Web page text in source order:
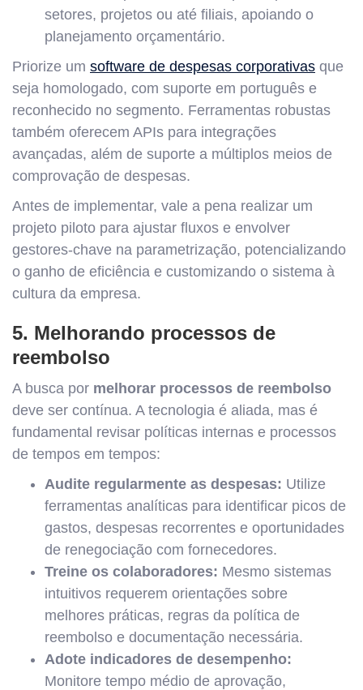
setores, projetos ou até filiais, apoiando o
planejamento orçamentário.
Priorize um software de despesas corporativas que
seja homologado, com suporte em português e
reconhecido no segmento. Ferramentas robustas
também oferecem APIs para integrações
avançadas, além de suporte a múltiplos meios de
comprovação de despesas.
Antes de implementar, vale a pena realizar um
projeto piloto para ajustar fluxos e envolver
gestores-chave na parametrização, potencializando
o ganho de eficiência e customizando o sistema à
cultura da empresa.
5. Melhorando processos de
reembolso
A busca por melhorar processos de reembolso
deve ser contínua. A tecnologia é aliada, mas é
fundamental revisar políticas internas e processos
de tempos em tempos:
Audite regularmente as despesas: Utilize
ferramentas analíticas para identificar picos de
gastos, despesas recorrentes e oportunidades
de renegociação com fornecedores.
Treine os colaboradores: Mesmo sistemas
intuitivos requerem orientações sobre
melhores práticas, regras da política de
reembolso e documentação necessária.
Adote indicadores de desempenho:
Monitore tempo médio de aprovação,